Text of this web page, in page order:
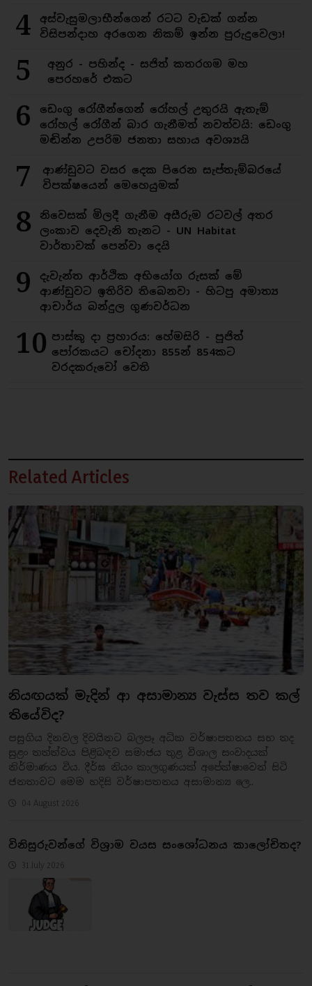
4
අස්වැසුමලාභීන්ගෙන් රටට වැඩක් ගන්න
විසිපන්දාහ අරගෙන නිකම් ඉන්න පුරුදුවෙලා!
5
අනුර - පහින්ද - සජිත් කතරගම මහ
පෙරහරේ එකට
6
ඩෙංගු රෝගීන්ගෙන් රෝහල් උතුරයි ඇතැම්
රෝහල් රෝගීන් බාර ගැනීමත් නවත්වයි: ඩෙංගු
මඬින්න උපරිම ජනතා සහාය අවශ්‍යයි
7
ආණ්ඩුවට වසර දෙක පිරෙන සැප්තැම්බරයේ
විපක්ෂයෙන් මෙහෙයුමක්
8
නිවෙසක් මිලදී ගැනීම අසීරුම රටවල් අතර
ලංකාව දෙවැනි තැනට - UN Habitat
වාර්තාවක් පෙන්වා දෙයි
9
දැවැන්ත ආර්ථික අභියෝග රුසක් මේ
ආණ්ඩුවට ඉතිරිව තිබෙනවා - හිටපු අමාත්‍ය
ආචාර්ය බන්දුල ගුණවර්ධන
10 පාස්කු දා ප්‍රහාරය: හේමසිරි - පූජිත්
පෝරකයට චෝදනා 855න් 854කට
වරදකරුවෝ වෙති
Related Articles
නියඟයක් මැදින් ආ අසාමාන්‍ය වැස්ස තව කල්
තියේවිද?
​පසුගිය දිනවල දිවයිනට බලපෑ අධික වර්ෂාපතනය සහ තද
සුළං තත්ත්වය පිළිබඳව සමාජය තුළ විශාල සංවාදයක්
නිර්මාණය විය. දීර්ඝ නියං කාලගුණයක් අපේක්ෂාවෙන් සිටි
ජනතාවට මෙම හදිසි වර්ෂාපතනය අසාමාන්‍ය ලෙ..
04 August 2026
​විනිසුරුවන්ගේ විශ්‍රාම වයස සංශෝධනය කාලෝචිතද?
31 July 2026